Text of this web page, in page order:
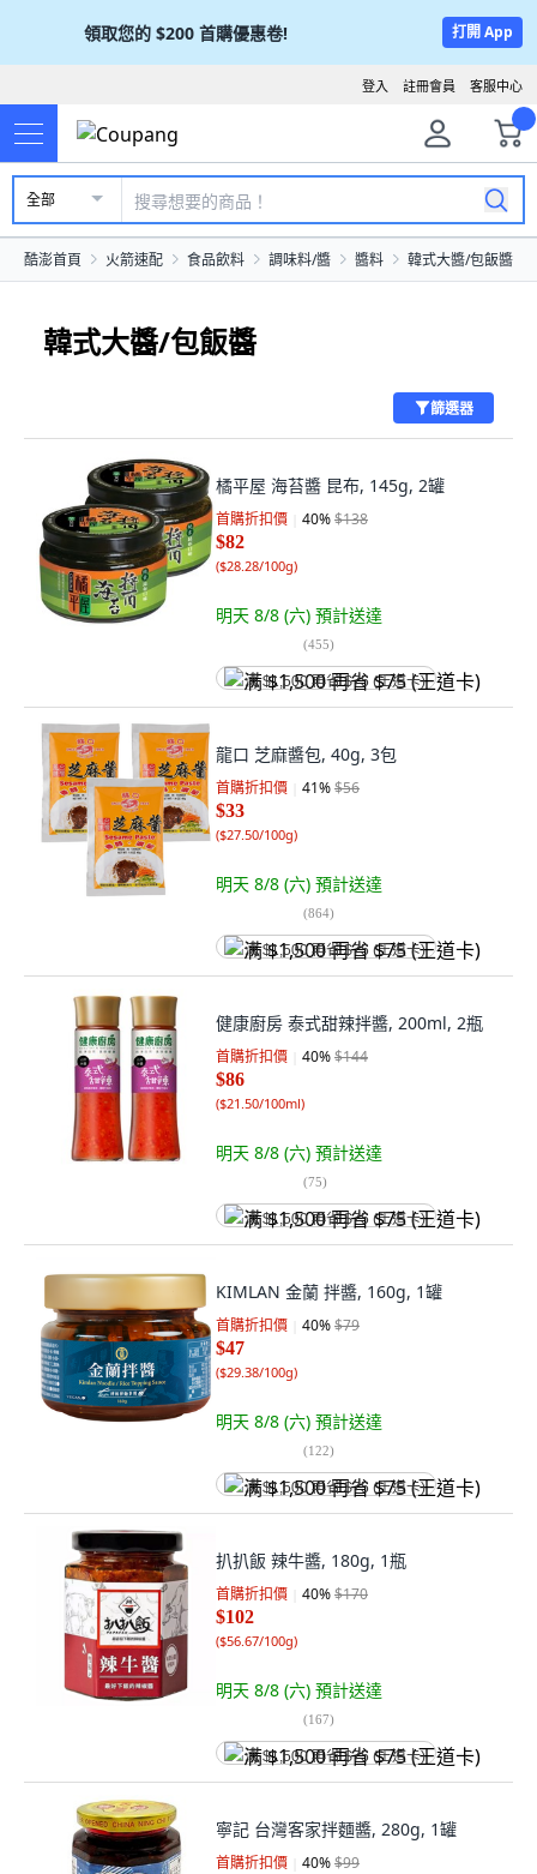
領取您的 $200 首購優惠卷! 打開 App
客服中心
註冊會員
登入
全部
酷澎首頁 火箭速配 食品飲料 調味料/醬 醬料 韓式大醬/包飯醬
韓式大醬/包飯醬
篩選器
橘平屋 海苔醬 昆布, 145g, 2罐
首購折扣價 40%$138
$82
($28.28/100g)
明天 8/8 (六) 預計送達
(455)
满 $1,500 再省 $75 (王道卡)
龍口 芝麻醬包, 40g, 3包
首購折扣價 41%$56
$33
($27.50/100g)
明天 8/8 (六) 預計送達
(864)
满 $1,500 再省 $75 (王道卡)
健康廚房 泰式甜辣拌醬, 200ml, 2瓶
首購折扣價 40%$144
$86
($21.50/100ml)
明天 8/8 (六) 預計送達
(75)
满 $1,500 再省 $75 (王道卡)
KIMLAN 金蘭 拌醬, 160g, 1罐
首購折扣價 40%$79
$47
($29.38/100g)
明天 8/8 (六) 預計送達
(122)
满 $1,500 再省 $75 (王道卡)
扒扒飯 辣牛醬, 180g, 1瓶
首購折扣價 40%$170
$102
($56.67/100g)
明天 8/8 (六) 預計送達
(167)
满 $1,500 再省 $75 (王道卡)
寧記 台灣客家拌麵醬, 280g, 1罐
首購折扣價 40%$99